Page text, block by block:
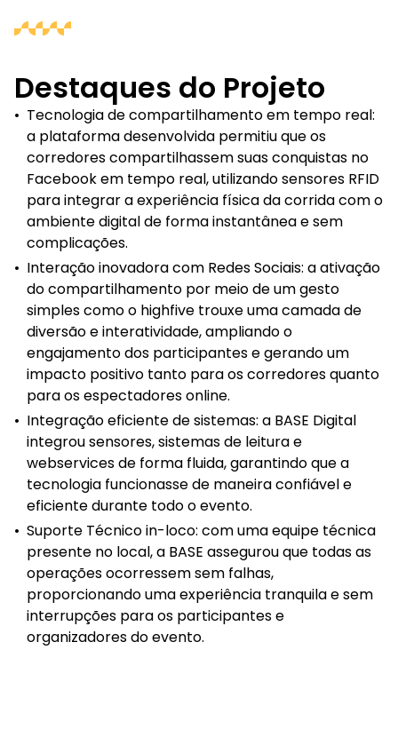
Destaques do Projeto
• Tecnologia de compartilhamento em tempo real:
a plataforma desenvolvida permitiu que os
corredores compartilhassem suas conquistas no
Facebook em tempo real, utilizando sensores RFID
para integrar a experiência física da corrida com o
ambiente digital de forma instantânea e sem
complicações.
• Interação inovadora com Redes Sociais: a ativação
do compartilhamento por meio de um gesto
simples como o highfive trouxe uma camada de
diversão e interatividade, ampliando o
engajamento dos participantes e gerando um
impacto positivo tanto para os corredores quanto
para os espectadores online.
• Integração eficiente de sistemas: a BASE Digital
integrou sensores, sistemas de leitura e
webservices de forma fluida, garantindo que a
tecnologia funcionasse de maneira confiável e
eficiente durante todo o evento.
• Suporte Técnico in-loco: com uma equipe técnica
presente no local, a BASE assegurou que todas as
operações ocorressem sem falhas,
proporcionando uma experiência tranquila e sem
interrupções para os participantes e
organizadores do evento.